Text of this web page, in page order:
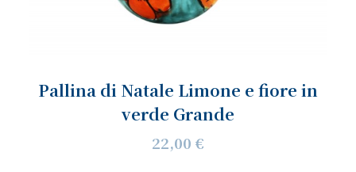
Pallina di Natale Limone e fiore in
verde Grande
22,00 €